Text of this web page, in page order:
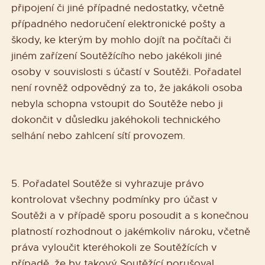
připojení či jiné případné nedostatky, včetně
případného nedoručení elektronické pošty a
škody, ke kterým by mohlo dojít na počítači či
jiném zařízení Soutěžícího nebo jakékoli jiné
osoby v souvislosti s účastí v Soutěži. Pořadatel
není rovněž odpovědný za to, že jakákoli osoba
nebyla schopna vstoupit do Soutěže nebo ji
dokončit v důsledku jakéhokoli technického
selhání nebo zahlcení sítí provozem.
5. Pořadatel Soutěže si vyhrazuje právo
kontrolovat všechny podmínky pro účast v
Soutěži a v případě sporu posoudit a s konečnou
platností rozhodnout o jakémkoliv nároku, včetně
práva vyloučit kteréhokoli ze Soutěžících v